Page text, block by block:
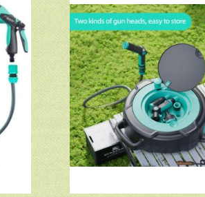
-25%
Andeca Luksus Komplet
slangetromle med 20m 1/2"
445,00 DKK
595,00 DKK
Du sparer: 150,00 DKK
Gratis Fragt
-13%
Andeca
med stor
Du